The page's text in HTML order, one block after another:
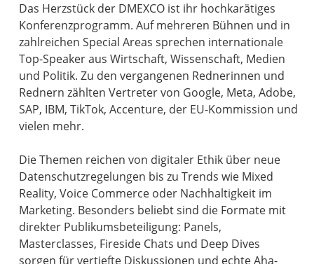
Das Herzstück der DMEXCO ist ihr hochkarätiges
Konferenzprogramm. Auf mehreren Bühnen und in
zahlreichen Special Areas sprechen internationale
Top-Speaker aus Wirtschaft, Wissenschaft, Medien
und Politik. Zu den vergangenen Rednerinnen und
Rednern zählten Vertreter von Google, Meta, Adobe,
SAP, IBM, TikTok, Accenture, der EU-Kommission und
vielen mehr.
Die Themen reichen von digitaler Ethik über neue
Datenschutzregelungen bis zu Trends wie Mixed
Reality, Voice Commerce oder Nachhaltigkeit im
Marketing. Besonders beliebt sind die Formate mit
direkter Publikumsbeteiligung: Panels,
Masterclasses, Fireside Chats und Deep Dives
sorgen für vertiefte Diskussionen und echte Aha-